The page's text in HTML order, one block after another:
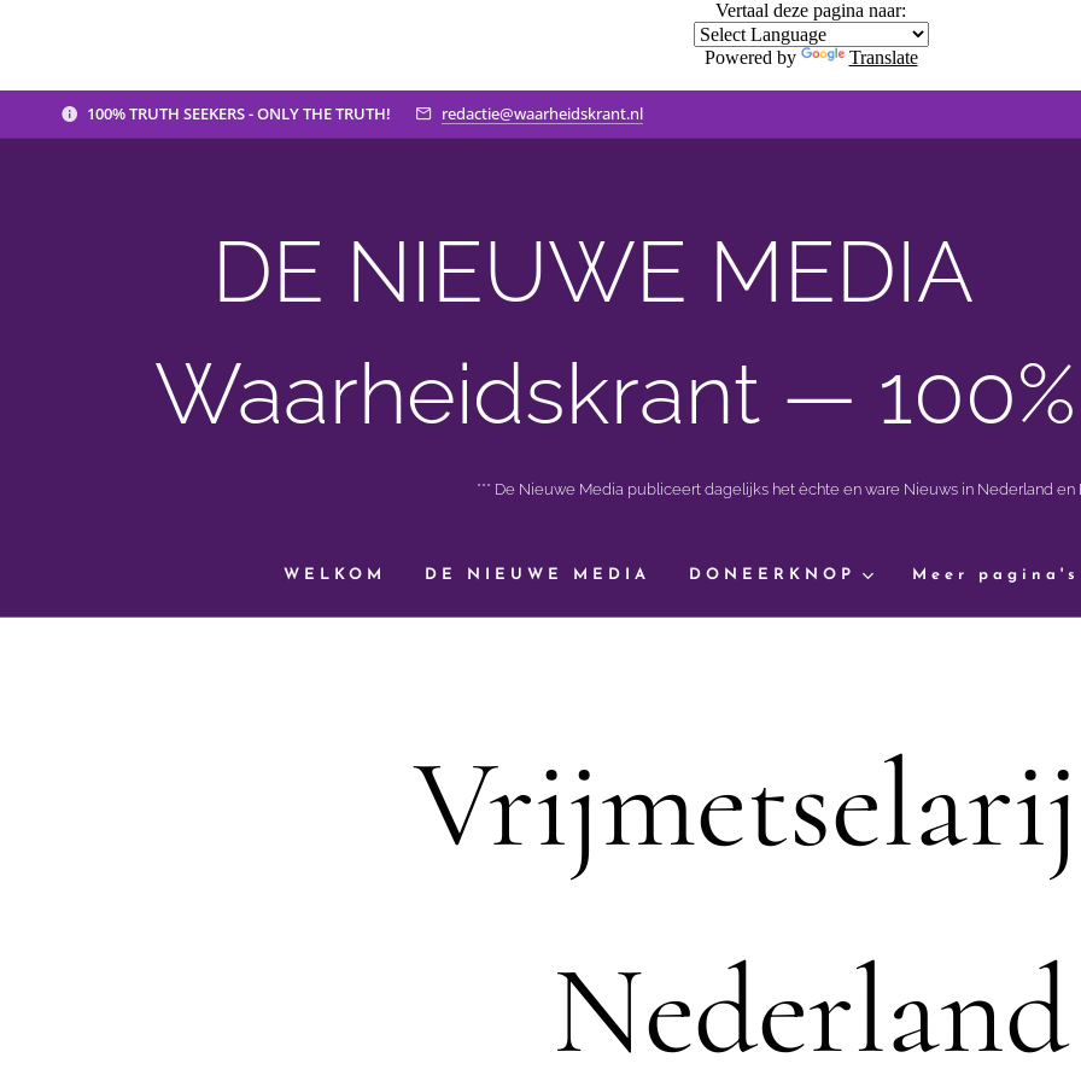
Vertaal deze pagina naar:
Powered by Translate
100% TRUTH SEEKERS - ONLY THE TRUTH! redactie@waarheidskrant.nl
DE NIEUWE MEDIA
Waarheidskrant —
*** De Nieuwe Media publiceert dagelijks het èchte en ware Nieuws in Nederland en
WELKOM DE NIEUWE MEDIA DONEERKNOP Meer pagina's
Nederland